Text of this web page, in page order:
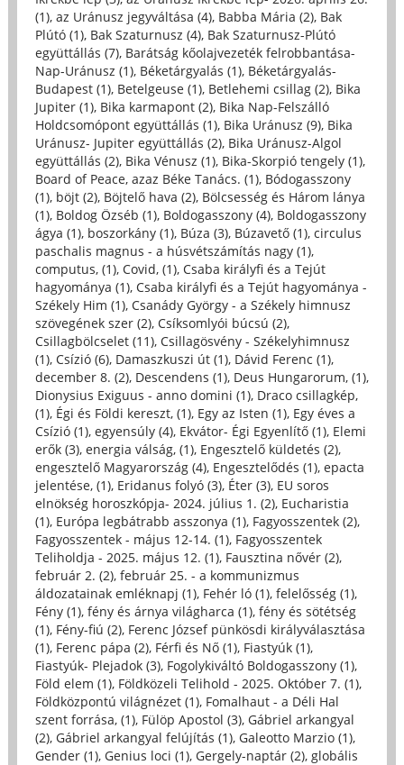
(1), az Uránusz jegyváltása (4), Babba Mária (2), Bak
Plútó (1), Bak Szaturnusz (4), Bak Szaturnusz-Plútó
együttállás (7), Barátság kőolajvezeték felrobbantása-
Nap-Uránusz (1), Béketárgyalás (1), Béketárgyalás-
Budapest (1), Betelgeuse (1), Betlehemi csillag (2), Bika
Jupiter (1), Bika karmapont (2), Bika Nap-Felszálló
Holdcsomópont együttállás (1), Bika Uránusz (9), Bika
Uránusz- Jupiter együttállás (2), Bika Uránusz-Algol
együttállás (2), Bika Vénusz (1), Bika-Skorpió tengely (1),
Board of Peace, azaz Béke Tanács. (1), Bódogasszony
(1), böjt (2), Böjtelő hava (2), Bölcsesség és Három lánya
(1), Boldog Özséb (1), Boldogasszony (4), Boldogasszony
ágya (1), boszorkány (1), Búza (3), Búzavető (1), circulus
paschalis magnus - a húsvétszámítás nagy (1),
computus, (1), Covid, (1), Csaba királyfi és a Tejút
hagyománya (1), Csaba királyfi és a Tejút hagyománya -
Székely Him (1), Csanády György - a Székely himnusz
szövegének szer (2), Csíksomlyói búcsú (2),
Csillagbölcselet (11), Csillagösvény - Székelyhimnusz
(1), Csízió (6), Damaszkuszi út (1), Dávid Ferenc (1),
december 8. (2), Descendens (1), Deus Hungarorum, (1),
Dionysius Exiguus - anno domini (1), Draco csillagkép,
(1), Égi és Földi kereszt, (1), Egy az Isten (1), Egy éves a
Csízió (1), egyensúly (4), Ekvátor- Égi Egyenlítő (1), Elemi
erők (3), energia válság, (1), Engesztelő küldetés (2),
engesztelő Magyarország (4), Engesztelődés (1), epacta
jelentése, (1), Eridanus folyó (3), Éter (3), EU soros
elnökség horoszkópja- 2024. július 1. (2), Eucharistia
(1), Európa legbátrabb asszonya (1), Fagyosszentek (2),
Fagyosszentek - május 12-14. (1), Fagyosszentek
Teliholdja - 2025. május 12. (1), Fausztina nővér (2),
február 2. (2), február 25. - a kommunizmus
áldozatainak emléknapj (1), Fehér ló (1), felelősség (1),
Fény (1), fény és árnya világharca (1), fény és sötétség
(1), Fény-fiú (2), Ferenc József pünkösdi királyválasztása
(1), Ferenc pápa (2), Férfi és Nő (1), Fiastyúk (1),
Fiastyúk- Plejadok (3), Fogolykiváltó Boldogasszony (1),
Föld elem (1), Földközeli Telihold - 2025. Október 7. (1),
Földközpontú világnézet (1), Fomalhaut - a Déli Hal
szent forrása, (1), Fülöp Apostol (3), Gábriel arkangyal
(2), Gábriel arkangyal felújítás (1), Galeotto Marzio (1),
Gender (1), Genius loci (1), Gergely-naptár (2), globális